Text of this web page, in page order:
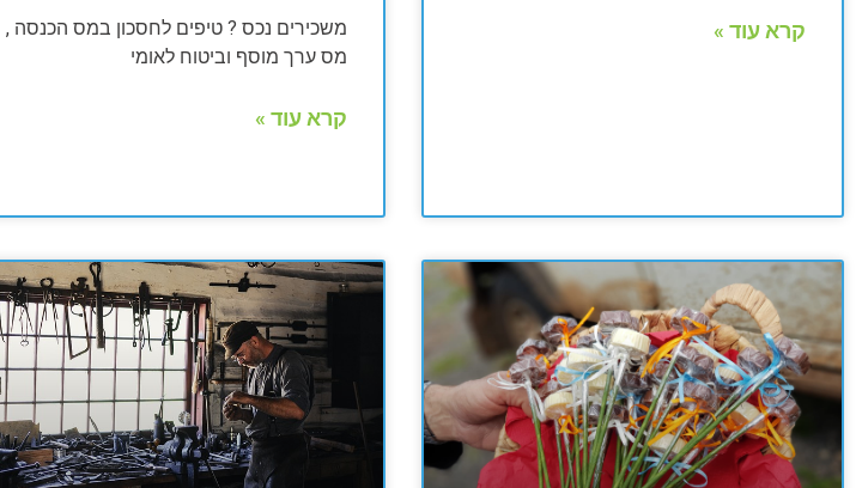
קרא עוד »
משכירים נכס ? טיפים לחסכון במס הכנסה ,
מס ערך מוסף וביטוח לאומי
קרא עוד »